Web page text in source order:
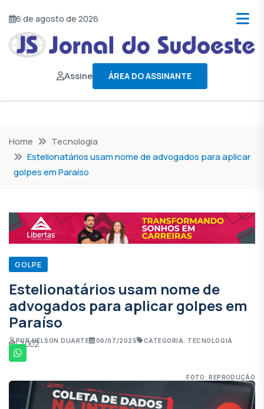
6 de agosto de 2026
Assine ÁREA DO ASSINANTE
Home
Tecnologia
Estelionatários usam nome de advogados para aplicar
golpes em Paraíso
GOLPE
Estelionatários usam nome de
advogados para aplicar golpes em
Paraíso
POR NELSON DUARTE 06/07/2025 CATEGORIA: TECNOLOGIA
2002
FOTO: REPRODUÇÃO